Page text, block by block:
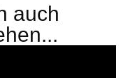
auch